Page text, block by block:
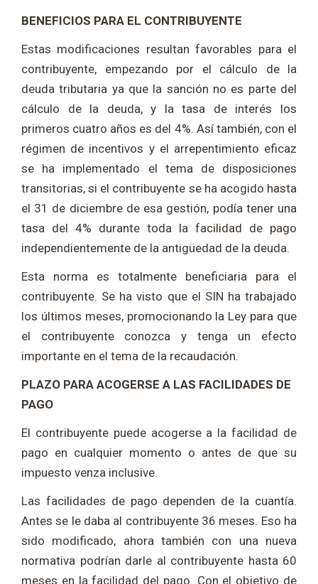
BENEFICIOS PARA EL CONTRIBUYENTE
Estas modificaciones resultan favorables para el
contribuyente, empezando por el cálculo de la
deuda tributaria ya que la sanción no es parte del
cálculo de la deuda, y la tasa de interés los
primeros cuatro años es del 4%. Así también, con el
régimen de incentivos y el arrepentimiento eficaz
se ha implementado el tema de disposiciones
transitorias, si el contribuyente se ha acogido hasta
el 31 de diciembre de esa gestión, podía tener una
tasa del 4% durante toda la facilidad de pago
independientemente de la antigüedad de la deuda.
Esta norma es totalmente beneficiaria para el
contribuyente. Se ha visto que el SIN ha trabajado
los últimos meses, promocionando la Ley para que
el contribuyente conozca y tenga un efecto
importante en el tema de la recaudación.
PLAZO PARA ACOGERSE A LAS FACILIDADES DE
PAGO
El contribuyente puede acogerse a la facilidad de
pago en cualquier momento o antes de que su
impuesto venza inclusive.
Las facilidades de pago dependen de la cuantía.
Antes se le daba al contribuyente 36 meses. Eso ha
sido modificado, ahora también con una nueva
normativa podrían darle al contribuyente hasta 60
meses en la facilidad del pago. Con el objetivo de